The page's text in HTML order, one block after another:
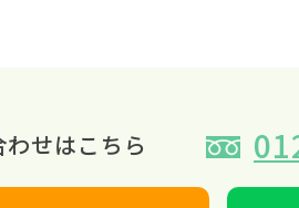
せはこちら